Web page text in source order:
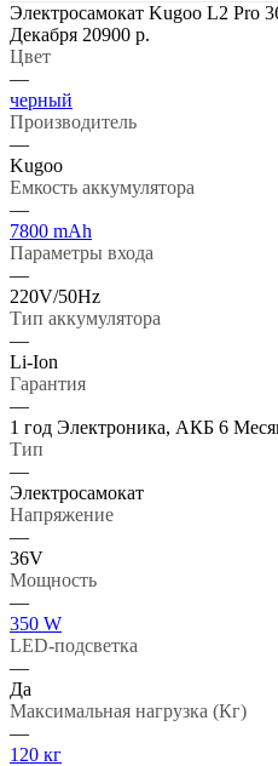
Электросамокат Kugoo L2 Pro
Декабря 20900 р.
Цвет
—
черный
Производитель
—
Kugoo
Емкость аккумулятора
—
7800 mAh
Параметры входа
—
220V/50Hz
Тип аккумулятора
—
Li-Ion
Гарантия
—
1 год Электроника, АКБ 6
Тип
—
Электросамокат
Напряжение
—
36V
Мощность
—
350 W
LED-подсветка
—
Да
Максимальная нагрузка (Кг)
—
120 кг